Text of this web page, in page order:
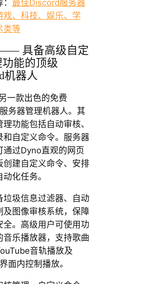
最佳Discord服务器
戏、科技、娱乐、学
类等
具备高级自定
功能的顶级
机器人
一款出色的免费
务器管理机器人。其
功能包括自动审核、
和自定义命令。服务器
通过Dyno直观的网页
创建自定义命令、安排
化任务。
垃圾信息过滤器、自动
及图像审核系统，保障
全。高级用户可使用功
音乐播放器，支持歌曲
音轨播放及
面内控制播放。